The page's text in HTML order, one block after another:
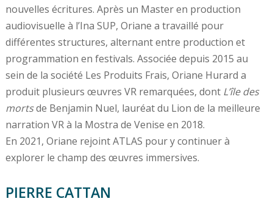
nouvelles écritures. Après un Master en production
audiovisuelle à l’Ina SUP, Oriane a travaillé pour
différentes structures, alternant entre production et
programmation en festivals. Associée depuis 2015 au
sein de la société Les Produits Frais, Oriane Hurard a
produit plusieurs œuvres VR remarquées, dont L’île des
mortsde Benjamin Nuel, lauréat du Lion de la meilleure
narration VR à la Mostra de Venise en 2018.
En 2021, Oriane rejoint ATLAS pour y continuer à
explorer le champ des œuvres immersives.
PIERRE CATTAN